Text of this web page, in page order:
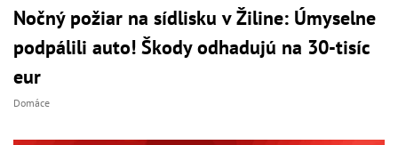
Nočný požiar na sídlisku v Žiline: Úmyselne
podpálili auto! Škody odhadujú na 30-tisíc
eur
Domáce